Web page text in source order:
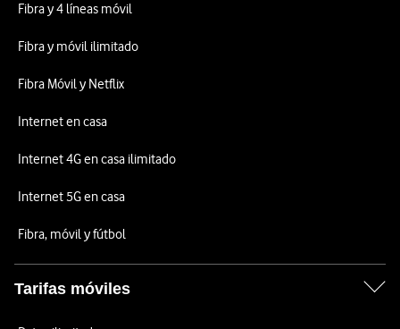
Fibra y 4 líneas móvil
Fibra y móvil ilimitado
Fibra Móvil y Netflix
Internet en casa
Internet 4G en casa ilimitado
Internet 5G en casa
Fibra, móvil y fútbol
Tarifas móviles